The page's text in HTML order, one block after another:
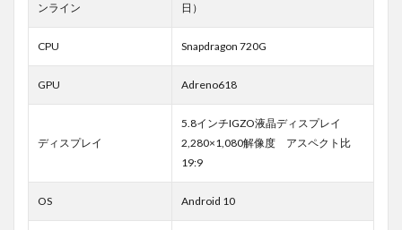
ンライン
日）
CPU Snapdragon 720G
GPU Adreno618
ディスプレイ
5.8インチIGZO液晶ディスプレイ
2,280×1,080解像度 アスペクト比
19:9
OS Android 10